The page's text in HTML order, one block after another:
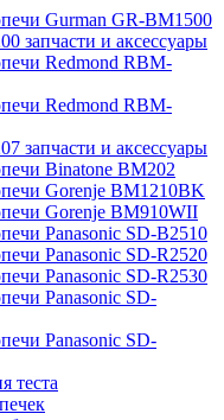
Gurman GR-BM1500
запчасти и аксессуары
Redmond RBM-
Redmond RBM-
запчасти и аксессуары
Binatone BM202
Gorenje BM1210BK
Gorenje BM910WII
Panasonic SD-B2510
Panasonic SD-R2520
Panasonic SD-R2530
Panasonic SD-
Panasonic SD-
теста